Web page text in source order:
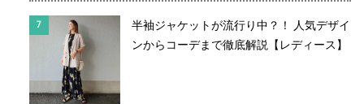
半袖ジャケットが流行り中？！ 人気デザイ
ンからコーデまで徹底解説【レディース】